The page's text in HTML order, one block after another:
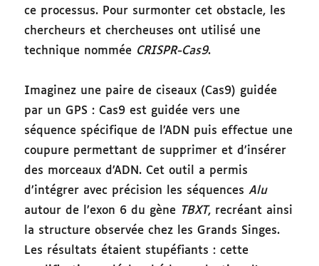
ce processus. Pour surmonter cet obstacle, les
chercheurs et chercheuses ont utilisé une
technique nommée CRISPR-Cas9.
Imaginez une paire de ciseaux (Cas9) guidée
par un GPS : Cas9 est guidée vers une
séquence spécifique de l’ADN puis effectue une
coupure permettant de supprimer et d’insérer
des morceaux d’ADN. Cet outil a permis
d’intégrer avec précision les séquencesAlu
autour de l’exon 6 du gène TBXT, recréant ainsi
la structure observée chez les Grands Singes.
Les résultats étaient stupéfiants : cette